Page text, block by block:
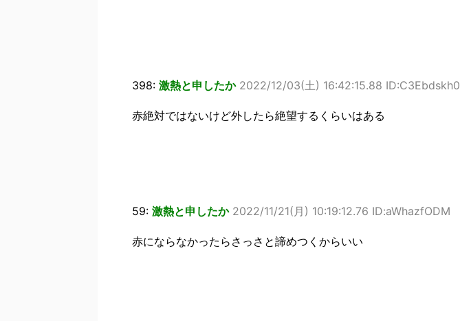
398: 激熱と申したか 2022/12/03(土) 16:42:15.88 ID:C3Ebdskh0
赤絶対ではないけど外したら絶望するくらいはある
59: 激熱と申したか 2022/11/21(月) 10:19:12.76 ID:aWhazfODM
赤にならなかったらさっさと諦めつくからいい